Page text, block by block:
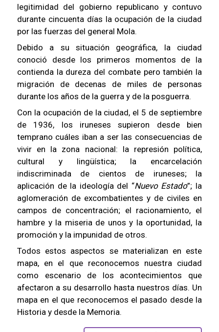
legitimidad del gobierno republicano y contuvo
durante cincuenta días la ocupación de la ciudad
por las fuerzas del general Mola.
Debido a su situación geográfica, la ciudad
conoció desde los primeros momentos de la
contienda la dureza del combate pero también la
migración de decenas de miles de personas
durante los años de la guerra y de la posguerra.
Con la ocupación de la ciudad, el 5 de septiembre
de 1936, los iruneses supieron desde bien
temprano cuáles iban a ser las consecuencias de
vivir en la zona nacional: la represión política,
cultural y lingüística; la encarcelación
indiscriminada de cientos de iruneses; la
aplicación de la ideología del “Nuevo Estado”; la
aglomeración de excombatientes y de civiles en
campos de concentración; el racionamiento, el
hambre y la miseria de unos y la oportunidad, la
promoción y la impunidad de otros.
Todos estos aspectos se materializan en este
mapa, en el que reconocemos nuestra ciudad
como escenario de los acontecimientos que
afectaron a su desarrollo hasta nuestros días. Un
mapa en el que reconocemos el pasado desde la
Historia y desde la Memoria.